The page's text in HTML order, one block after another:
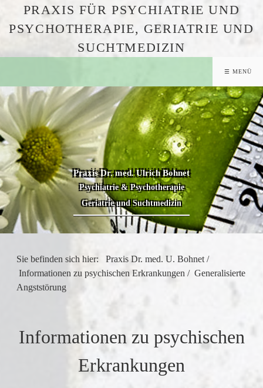
PRAXIS FÜR PSYCHIATRIE UND
PSYCHOTHERAPIE, GERIATRIE UND
SUCHTMEDIZIN
☰ MENÜ
Praxis Dr. med. Ulrich Bohnet
Psychiatrie & Psychotherapie
Geriatrie und Suchtmedizin
Sie befinden sich hier: Praxis Dr. med. U. Bohnet /
Informationen zu psychischen Erkrankungen / Generalisierte
Angststörung
Informationen zu psychischen
Erkrankungen